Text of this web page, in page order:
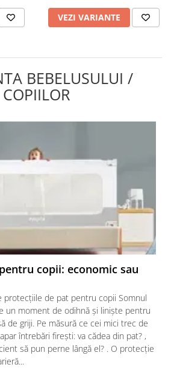
VEZI VARIANTE
BEBELUSULUI /
COPIILOR
copii: economic sau
protecțiile de pat pentru copii Somnul
un moment de odihnă și liniște pentru
de griji. Pe măsură ce cei mici trec de
întrebări firești: va cădea din pat? ,
să pun perne lângă el? . O protecție